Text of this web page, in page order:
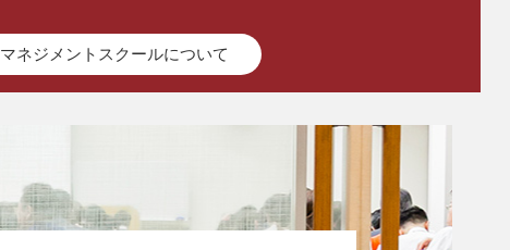
マネジメントスクールについて